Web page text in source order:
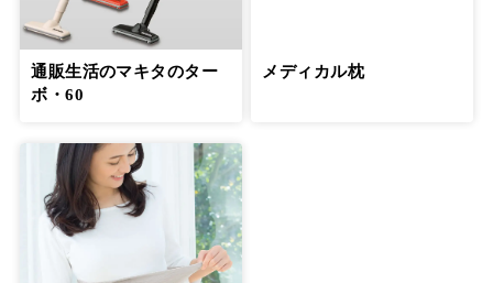
通販生活のマキタのター
ボ・60
メディカル枕